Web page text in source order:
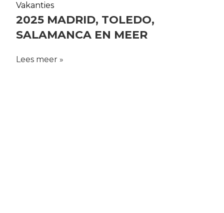
Vakanties
2025 MADRID, TOLEDO,
SALAMANCA EN MEER
Lees meer »